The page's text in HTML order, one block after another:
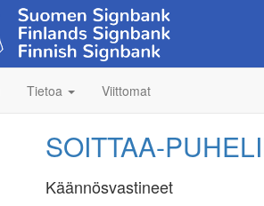
Tietoa Viittomat
SOITTAA-
Käännösvastineet